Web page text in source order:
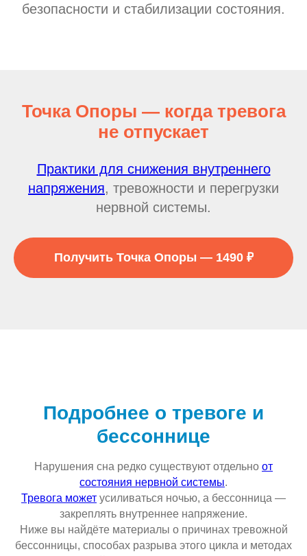
безопасности и стабилизации состояния.
Точка Опоры — когда тревога
не отпускает
Практики для снижения внутреннего
напряжения, тревожности и перегрузки
нервной системы.
Получить Точка Опоры — 1490 ₽
Подробнее о тревоге и
бессоннице
Нарушения сна редко существуют отдельно от
состояния нервной системы.
Тревога может усиливаться ночью, а бессонница —
закреплять внутреннее напряжение.
Ниже вы найдёте материалы о причинах тревожной
бессонницы, способах разрыва этого цикла и методах